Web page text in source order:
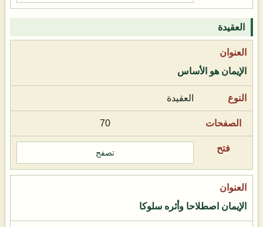
العقيدة
الإيمان هو الأساس
العقيدة
70
تصفح
الإيمان اصطلاحا وأثره سلوكا